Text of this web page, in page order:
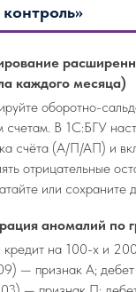
каждого месяца)
оборотно-
счетам. В 1С:БГУ
счёта (А/П/АП) и
отрицательные
или сохраните
аномалий по
на 100-х и
— признак А;